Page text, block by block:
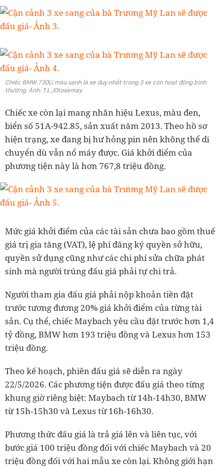
Chiếc BMW 730Li màu xanh là xe duy nhất trong 3 xe còn hoạt động bình
thường. Ảnh: T.L./Otoxemay
Chiếc xe còn lại mang nhãn hiệu Lexus, màu đen,
biển số 51A-942.85, sản xuất năm 2013. Theo hồ sơ
hiện trạng, xe đang bị hư hỏng pin nên không thể di
chuyển dù vẫn nổ máy được. Giá khởi điểm của
phương tiện này là hơn 767,8 triệu đồng.
Mức giá khởi điểm của các tài sản chưa bao gồm thuế
giá trị gia tăng (VAT), lệ phí đăng ký quyền sở hữu,
quyền sử dụng cũng như các chi phí sửa chữa phát
sinh mà người trúng đấu giá phải tự chi trả.
Người tham gia đấu giá phải nộp khoản tiền đặt
trước tương đương 20% giá khởi điểm của từng tài
sản. Cụ thể, chiếc Maybach yêu cầu đặt trước hơn 1,4
tỷ đồng, BMW hơn 193 triệu đồng và Lexus hơn 153
triệu đồng.
Theo kế hoạch, phiên đấu giá sẽ diễn ra ngày
22/5/2026. Các phương tiện được đấu giá theo từng
khung giờ riêng biệt: Maybach từ 14h-14h30, BMW
từ 15h-15h30 và Lexus từ 16h-16h30.
Phương thức đấu giá là trả giá lên và liên tục, với
bước giá 100 triệu đồng đối với chiếc Maybach và 20
triệu đồng đối với hai mẫu xe còn lại. Không giới hạn